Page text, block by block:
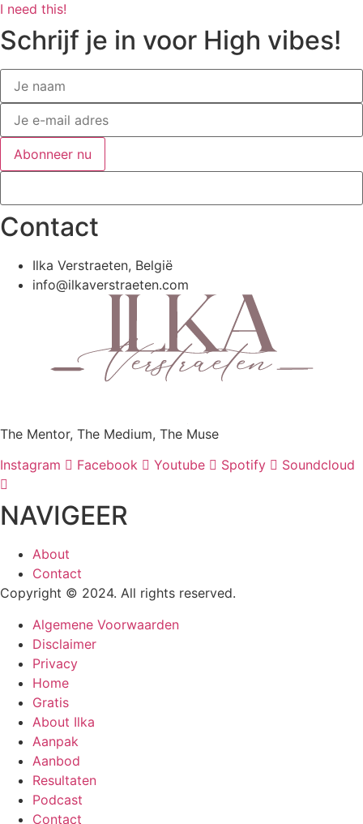
I need this!
Schrijf je in voor High vibes!
Abonneer nu
Contact
Ilka Verstraeten, België
info@ilkaverstraeten.com
The Mentor, The Medium, The Muse
Instagram
Facebook Youtube Spotify Soundcloud
NAVIGEER
About
Contact
Copyright © 2024. All rights reserved.
Algemene Voorwaarden
Disclaimer
Privacy
Home
Gratis
About Ilka
Aanpak
Aanbod
Resultaten
Podcast
Contact